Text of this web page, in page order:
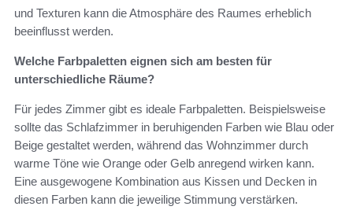
und Texturen kann die Atmosphäre des Raumes erheblich
beeinflusst werden.
Welche Farbpaletten eignen sich am besten für
unterschiedliche Räume?
Für jedes Zimmer gibt es ideale Farbpaletten. Beispielsweise
sollte das Schlafzimmer in beruhigenden Farben wie Blau oder
Beige gestaltet werden, während das Wohnzimmer durch
warme Töne wie Orange oder Gelb anregend wirken kann.
Eine ausgewogene Kombination aus Kissen und Decken in
diesen Farben kann die jeweilige Stimmung verstärken.